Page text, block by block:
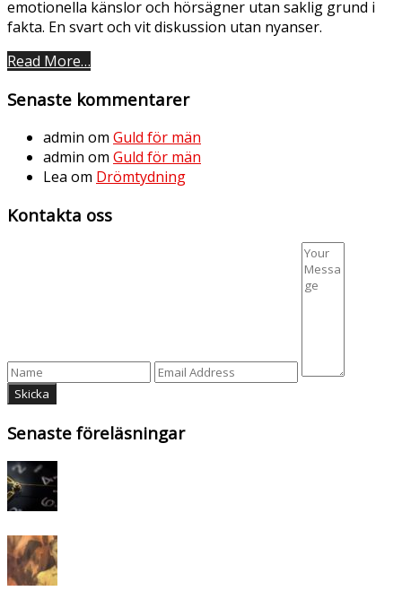
emotionella känslor och hörsägner utan saklig grund i
fakta. En svart och vit diskussion utan nyanser.
Read More…
Senaste kommentarer
admin om Guld för män
admin om Guld för män
Lea om Drömtydning
Kontakta oss
Senaste föreläsningar